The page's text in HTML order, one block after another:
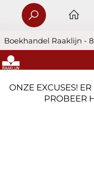
Boekhandel Raaklijn -
ONZE EXCUSES!
PROBEER